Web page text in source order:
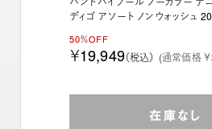
ディゴ アソート ノンウォッシュ
50％OFF
￥19,949（税込） (通常価格